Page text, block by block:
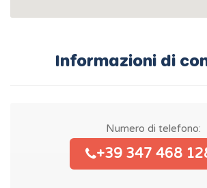
Informazioni di
Numero di telefono:
+39 347 468